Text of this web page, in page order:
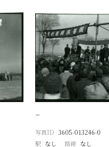
−
写真ID 3605-013246-0
駅 なし 路線 なし